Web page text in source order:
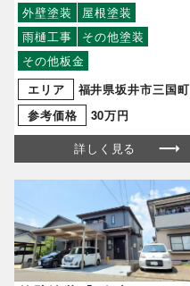
外壁塗装
屋根塗装
雨樋工事
その他塗装
その他板金
エリア
福井県坂井市三国町
参考価格
30万円
詳しく見る